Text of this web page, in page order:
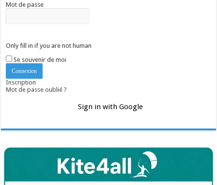
Mot de passe
Only fill in if you are not human
Se souvenir de moi
Inscription
Mot de passe oublié ?
Sign in with Google